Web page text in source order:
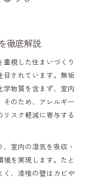
ぶ理由
メリット紹介
の優位性
と理由まとめ
素材の関係性
すすめな訳
る理由解説
の特長とは
徹底解説
視した住まいづくり
目されています。無垢
物質を含まず、室内
のため、アレルギー
スク軽減に寄与する
室内の湿気を吸収・
を実現します。たと
く、漆喰の壁はカビや